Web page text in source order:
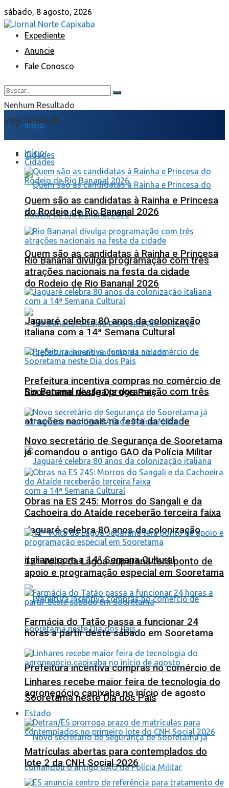
sábado, 8 agosto, 2026
Expediente
Anuncie
Fale Conosco
Nenhum Resultado
View All Result
Início
Cidades
Quem são as candidatas à Rainha e Princesa
do Rodeio de Rio Bananal 2026
Rio Bananal divulga programação com três
atrações nacionais na festa da cidade
Jaguaré celebra 80 anos da colonização
italiana com a 14ª Semana Cultural
Prefeitura incentiva compras no comércio de
Sooretama neste Dia dos Pais
Início
Cidades
Quem são as candidatas à Rainha e Princesa
do Rodeio de Rio Bananal 2026
Rio Bananal divulga programação com três
atrações nacionais na festa da cidade
Jaguaré celebra 80 anos da colonização
italiana com a 14ª Semana Cultural
Prefeitura incentiva compras no comércio de
Sooretama neste Dia dos Pais
Novo secretário de Segurança de Sooretama
já comandou o antigo GAO da Polícia Militar
Obras na ES 245: Morros do Sangali e da
Cachoeira do Ataíde receberão terceira faixa
12ª Volta da Lagoa Juparanã terá ponto de
apoio e programação especial em Sooretama
Farmácia do Tatão passa a funcionar 24
horas a partir deste sábado em Sooretama
Linhares recebe maior feira de tecnologia do
agronegócio capixaba no início de agosto
Estado
Matrículas abertas para contemplados do
lote 2 da CNH Social 2026